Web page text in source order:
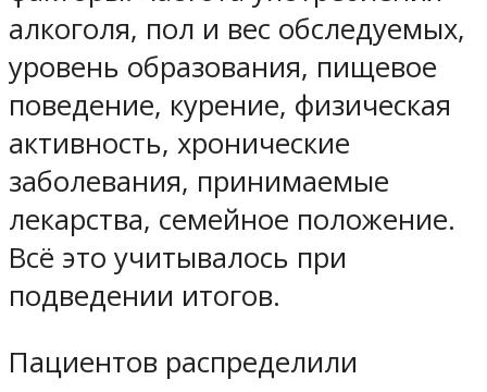
алкоголя, пол и вес обследуемых,
уровень образования, пищевое
поведение, курение, физическая
активность, хронические
заболевания, принимаемые
лекарства, семейное положение.
Всё это учитывалось при
подведении итогов.
Пациентов распределили